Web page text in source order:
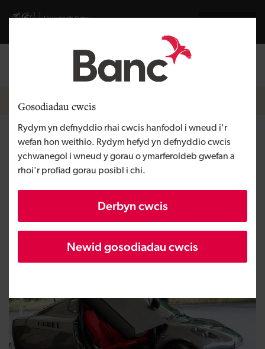
Gosodiadau cwcis
Rydym yn defnyddio rhai cwcis hanfodol i wneud i'r
wefan hon weithio. Rydym hefyd yn defnyddio cwcis
ychwanegol i wneud y gorau o ymarferoldeb gwefan a
rhoi'r profiad gorau posibl i chi.
Derbyn cwcis
Newid gosodiadau cwcis
Visit gov.wales website
Mewngofnodi
Breadcrumb
Hafan
Riversimple
Rhanbarth Canolbarth Cymru
Tyfu busnes
Maint BBaCh
Dros £1 miliwn